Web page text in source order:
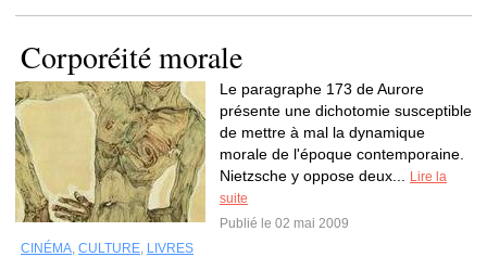
Corporéité morale
Le paragraphe 173 de Aurore
présente une dichotomie susceptible
de mettre à mal la dynamique
morale de l'époque contemporaine.
Nietzsche y oppose deux...
Lire la
suite
Publié le 02 mai 2009
CINÉMA, CULTURE, LIVRES